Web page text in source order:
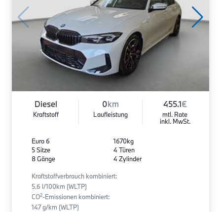
Diesel
Kraftstoff
0km
Laufleistung
455.1€
mtl. Rate
inkl. MwSt.
Euro 6
5 Sitze
8 Gänge
1670kg
4 Türen
4 Zylinder
Kraftstoffverbrauch kombiniert:
5.6 l/100km (WLTP)
CO2-Emissionen kombiniert:
147 g/km (WLTP)